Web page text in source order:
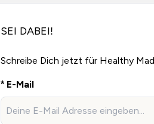
SEI DABEI!
Schreibe Dich jetzt für Healthy
E-Mail